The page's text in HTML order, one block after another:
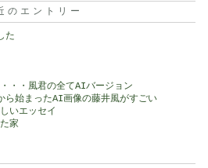
のエントリー
た
・・風君の全てAIバージョン
ら始まったAI画像の藤井風がすごい
いエッセイ
家